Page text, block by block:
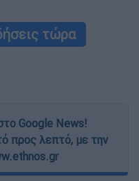
τώρα
Google News!
προς λεπτό, με την